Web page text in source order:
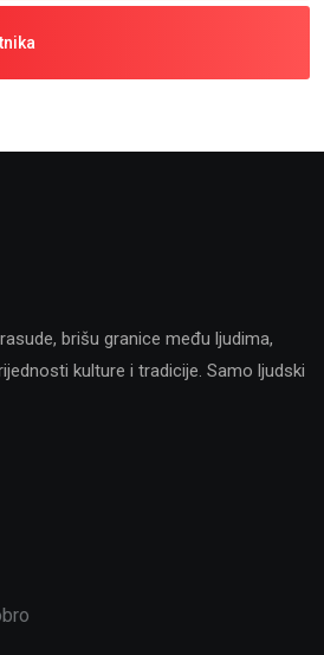
brišu granice među ljudima,
kulture i tradicije. Samo ljudski